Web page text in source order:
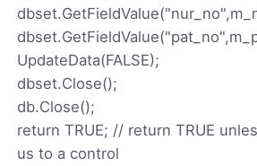
UpdateData(FALSE);
dbset.Close();
db.Close();
return TRUE; // return TRUE
us to a control